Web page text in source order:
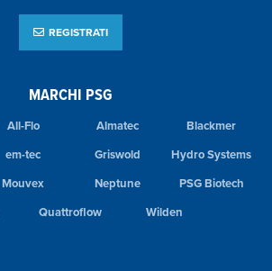
MARCHI PSG
All-Flo Almatec
Blackmer
em-tec Griswold
Hydro Systems
Mouvex Neptune
PSG Biotech
Quattroflow Wilden
REGISTRATI